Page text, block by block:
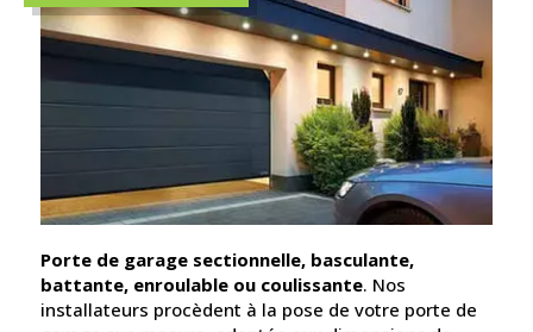
Porte de garage sectionnelle, basculante,
battante, enroulable ou coulissante. Nos
installateurs procèdent à la pose de votre porte de